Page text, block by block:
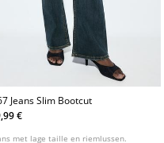
Jeans Slim Bootcut
€
met lage taille en riemlussen.